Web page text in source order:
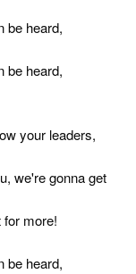
be heard,
be heard,
your leaders,
we're gonna get
for more!
be heard,